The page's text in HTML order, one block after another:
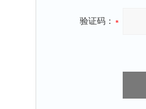
验证码：